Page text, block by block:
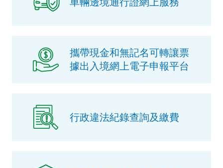
攜帶現金和無記名可轉讓票
據出入境網上電子申報平台
行政違法紀錄查詢及繳費